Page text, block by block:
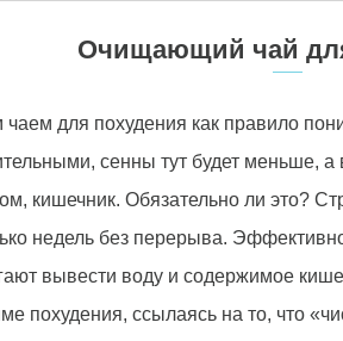
Очищающий чай
для похудения как правило
сенны тут будет меньше,
кишечник. Обязательно ли это?
недель без перерыва.
вывести воду и содержимое
похудения, ссылаясь на то, что